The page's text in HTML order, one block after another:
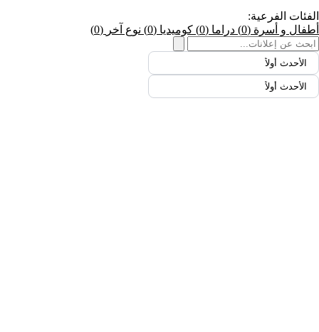
الفئات الفرعية:
أطفال و أسرة (0) دراما (0) كوميديا (0) نوع آخر (0)
الأحدث أولاً
الأحدث أولاً